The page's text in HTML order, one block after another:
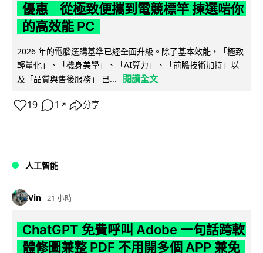
優惠 從極致便攜到電競標竿 揀選啱你
的高效能 PC
2026 年的電腦選購基準已經全面升級。除了基本效能，「極致
輕量化」、「機身美學」、「AI算力」、「前瞻技術加持」以
及「品質與售後服務」 已...
閱讀全文
19 1 ↗ 分享
人工智能
Vin 21 小時
ChatGPT 免費呼叫 Adobe 一句話跨軟
體修圖兼整 PDF 不用開多個 APP 兼免